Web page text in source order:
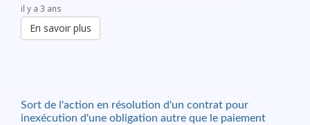
il y a 3 ans
En savoir plus
Sort de l'action en résolution d'un contrat pour
inexécution d'une obligation autre que le paiement